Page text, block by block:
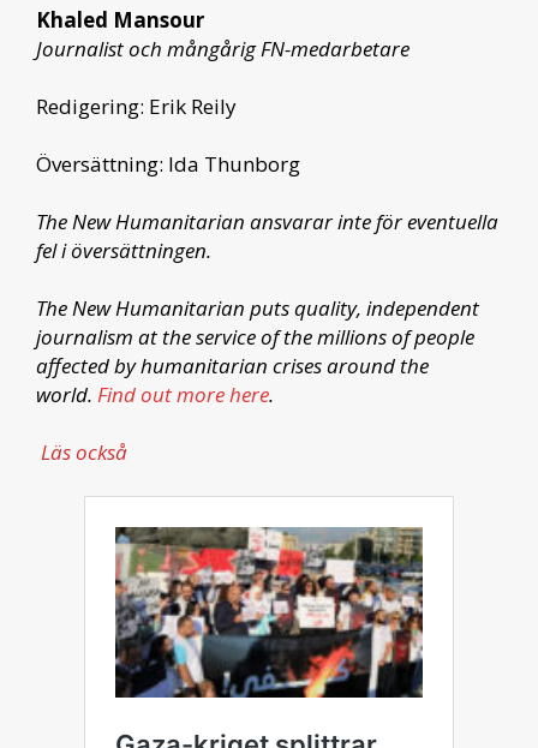
Khaled Mansour
Journalist och mångårig FN-medarbetare
Redigering: Erik Reily
Översättning: Ida Thunborg
The New Humanitarian ansvarar inte för eventuella
fel i översättningen.
The New Humanitarian puts quality, independent
journalism at the service of the millions of people
affected by humanitarian crises around the
world. Find out more here.
Läs också